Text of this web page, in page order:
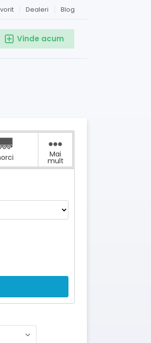
Blog
Dealeri
Vinde acum
Mai
mult